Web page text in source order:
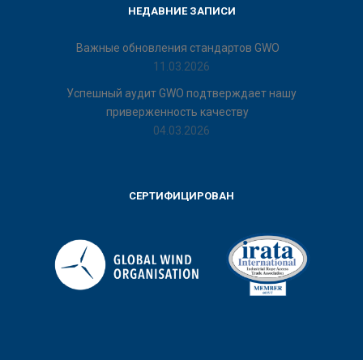
НЕДАВНИЕ ЗАПИСИ
Важные обновления стандартов GWO
11.03.2026
Успешный аудит GWO подтверждает нашу
приверженность качеству
04.03.2026
СЕРТИФИЦИРОВАН